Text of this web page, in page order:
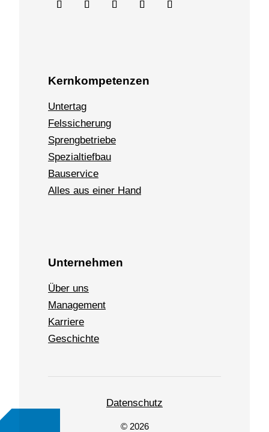
Kernkompetenzen
Untertag
Felssicherung
Sprengbetriebe
Spezialtiefbau
Bauservice
Alles aus einer Hand
Unternehmen
Über uns
Management
Karriere
Geschichte
Datenschutz
© 2026